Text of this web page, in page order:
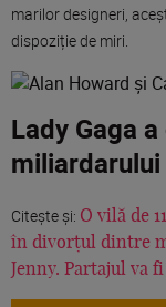
marilor designeri,
dispoziție de miri.
Lady Gaga
Citește și: O vilă de
în divorțul dintre
Jenny. Partajul va